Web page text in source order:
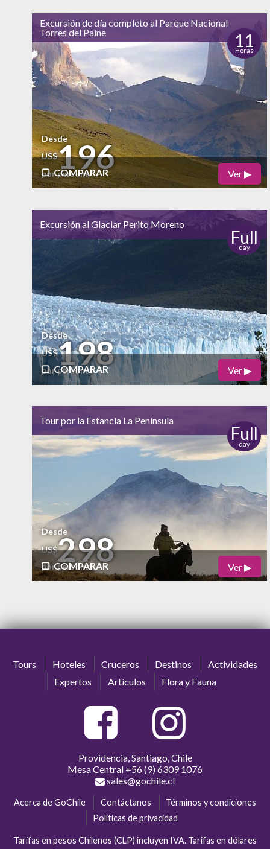
alto
Naturaleza
alto
Vida Nocturna
Excursión de día completo al Parque Nacional
Torres del Paine
11
Horas
Desde
US$196
por persona
COMPARAR
Naturaleza
Ver ▶
Excursión al Glaciar Perito Moreno
Full
day
Desde
US$198
por persona
COMPARAR
bajo
bajo
alto
Vida Nocturna
Ver ▶
Tour por la Estancia La Península
Full
day
Desde
US$298
por persona
COMPARAR
Naturaleza
Vida Nocturna
Ver ▶
Tours Hoteles Cruceros Destinos
Actividades
Expertos
Artículos Flora y Fauna
Providencia, Santiago, Chile
Mesa Central +56 (9) 6309 1076
sales@gochile.cl
Acerca de GoChile Contáctanos
Términos y condiciones
Políticas de privacidad
Tarifas en pesos Chilenos (CLP) incluyen IVA. Tarifas en dólares